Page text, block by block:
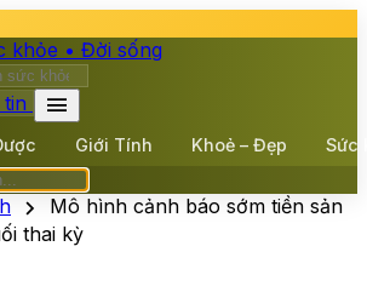
khỏe • Đời sống
menu
Giới Tính Khoẻ – Đẹp Sức
chevron_right
Mô hình cảnh báo sớm tiền sản
thai kỳ